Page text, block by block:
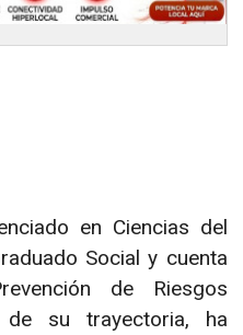
en Ciencias del
Social y cuenta
de Riesgos
su trayectoria, ha